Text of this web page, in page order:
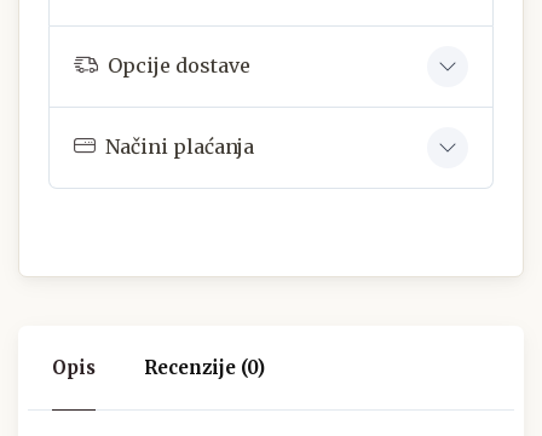
Opcije dostave
Načini plaćanja
Opis Recenzije (0)